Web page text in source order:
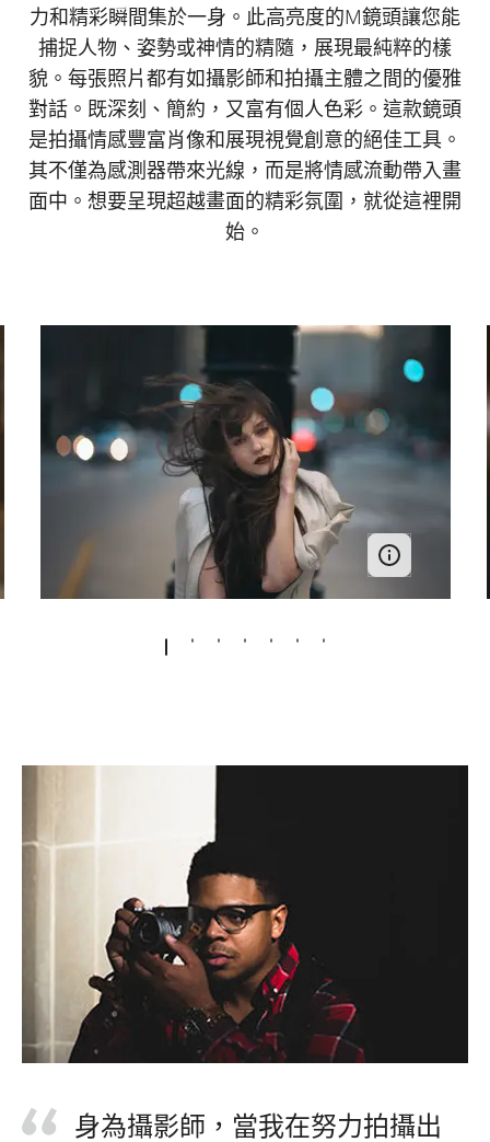
力和精彩瞬間集於一身。此高亮度的M鏡頭讓您能
捕捉人物、姿勢或神情的精隨，展現最純粹的樣
貌。每張照片都有如攝影師和拍攝主體之間的優雅
對話。既深刻、簡約，又富有個人色彩。這款鏡頭
是拍攝情感豐富肖像和展現視覺創意的絕佳工具。
其不僅為感測器帶來光線，而是將情感流動帶入畫
面中。想要呈現超越畫面的精彩氛圍，就從這裡開
始。
身為攝影師，當我在努力拍攝出